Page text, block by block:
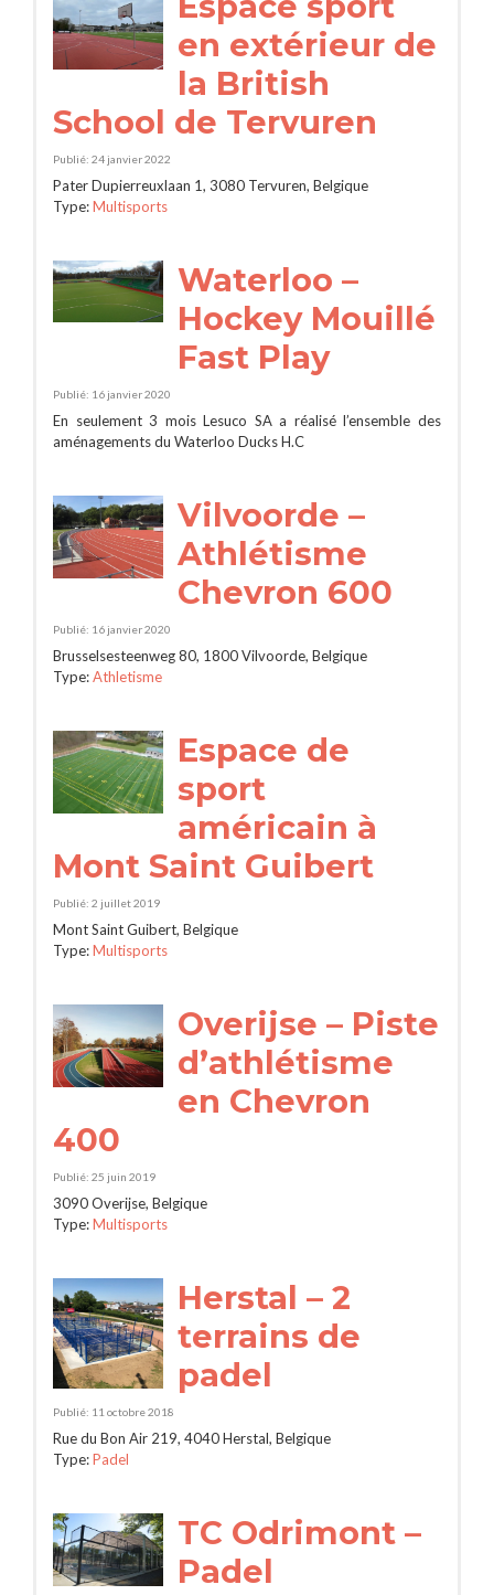
en extérieur de
la British
School de Tervuren
Publié: 24 janvier 2022
Pater Dupierreuxlaan 1, 3080 Tervuren, Belgique
Type:Multisports
Waterloo –
Hockey Mouillé
Fast Play
Publié: 16 janvier 2020
En seulement 3 mois Lesuco SA a réalisé l’ensemble des
aménagements du Waterloo Ducks H.C
Vilvoorde –
Athlétisme
Chevron 600
Publié: 16 janvier 2020
Brusselsesteenweg 80, 1800 Vilvoorde, Belgique
Type:Athletisme
Espace de
sport
américain à
Mont Saint Guibert
Publié: 2 juillet 2019
Mont Saint Guibert, Belgique
Type:Multisports
Overijse – Piste
d’athlétisme
en Chevron
400
Publié: 25 juin 2019
3090 Overijse, Belgique
Type:Multisports
Herstal – 2
terrains de
padel
Publié: 11 octobre 2018
Rue du Bon Air 219, 4040 Herstal, Belgique
Type:Padel
TC Odrimont –
Padel